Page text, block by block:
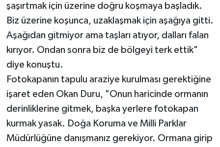
şaşırtmak için üzerine doğru koşmaya başladık.
Biz üzerine koşunca, uzaklaşmak için aşağıya gitti.
Aşağıdan gitmiyor ama taşları atıyor, dalları falan
kırıyor. Ondan sonra biz de bölgeyi terk ettik"
diye konuştu.
Fotokapanın tapulu araziye kurulması gerektiğine
işaret eden Okan Duru, "Onun haricinde ormanın
derinliklerine gitmek, başka yerlere fotokapan
kurmak yasak. Doğa Koruma ve Milli Parklar
Müdürlüğüne danışmanız gerekiyor. Ormana girip